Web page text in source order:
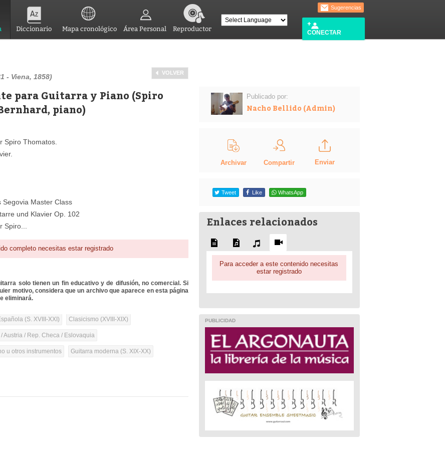
Diccionario Mapa cronológico Área Personal Reproductor
Sugerencias
CONECTAR
VOLVER
- Viena, 1858)
para Guitarra y Piano (Spiro
piano)
Spiro Thomatos.
Segovia Master Class
und Klavier Op. 102
completo necesitas estar registrado
solo tienen un fin educativo y de difusión, no comercial. Si
motivo, considera que un archivo que aparece en esta página
eliminará.
(S. XVIII-XXI) Clasicismo (XVIII-XIX)
Austria / Rep. Checa / Eslovaquia
u otros instrumentos Guitarra moderna (S. XIX-XX)
Publicado por:
Nacho Bellido (Admin)
Archivar Compartir Enviar
Tweet Like WhatsApp
Enlaces relacionados
Para acceder a este contenido necesitas
estar registrado
PUBLICIDAD